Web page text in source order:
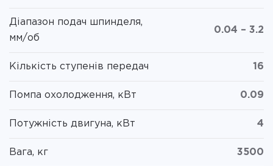
Діапазон подач шпинделя,
мм/об
0.04 – 3.2
Кількість ступенів передач 16
Помпа охолодження, кВт 0.09
Потужність двигуна, кВт 4
Вага, кг 3500